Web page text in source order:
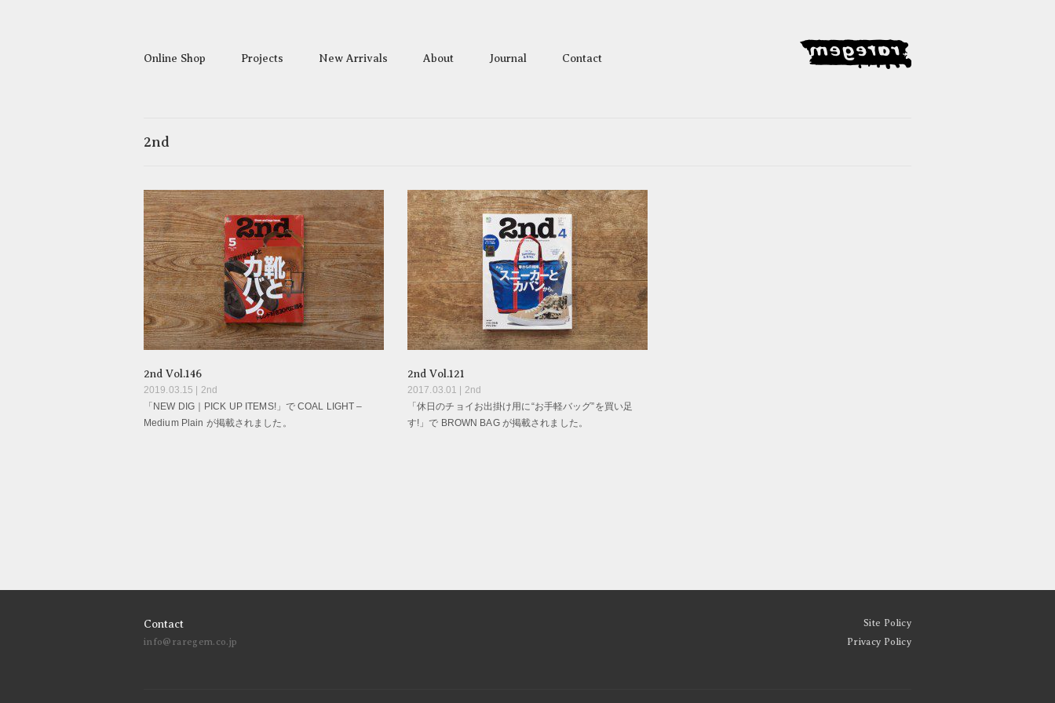
Online Shop Projects New Arrivals About Journal Contact
2nd
2nd Vol.146
2019.03.15 | 2nd
「NEW DIG｜PICK UP ITEMS!」で COAL LIGHT –
Medium Plain が掲載されました。
2nd Vol.121
2017.03.01 | 2nd
「休日のチョイお出掛け用に“お手軽バッグ”を買い足
す!」で BROWN BAG が掲載されました。
Contact
info@raregem.co.jp
Site Policy
Privacy Policy